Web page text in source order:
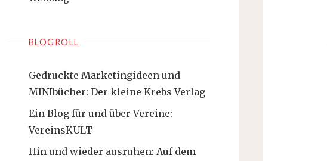
BLOGROLL
Gedruckte Marketingideen und
MINIbücher: Der kleine Krebs Verlag
Ein Blog für und über Vereine:
VereinsKULT
Hin und wieder ausruhen: Auf dem